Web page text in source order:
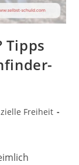
Tipps
Freiheit